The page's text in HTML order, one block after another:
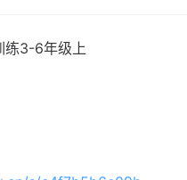
练3-6年级上